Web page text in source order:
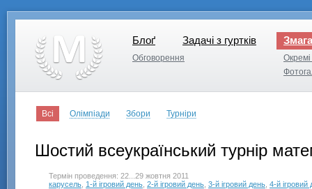
Блоґ
Блоґ
Обговорення
Обговорення
Задачі з гуртків
Задачі з гуртків
Окремі
Окремі
Всі Олімпіади Збори Турніри
Шостий всеукраїнський турнір
Термін проведення: 22...29 жовтня 2011
карусель 1-й ігровий день 2-й ігровий день 3-й ігровий день 4-й ігровий